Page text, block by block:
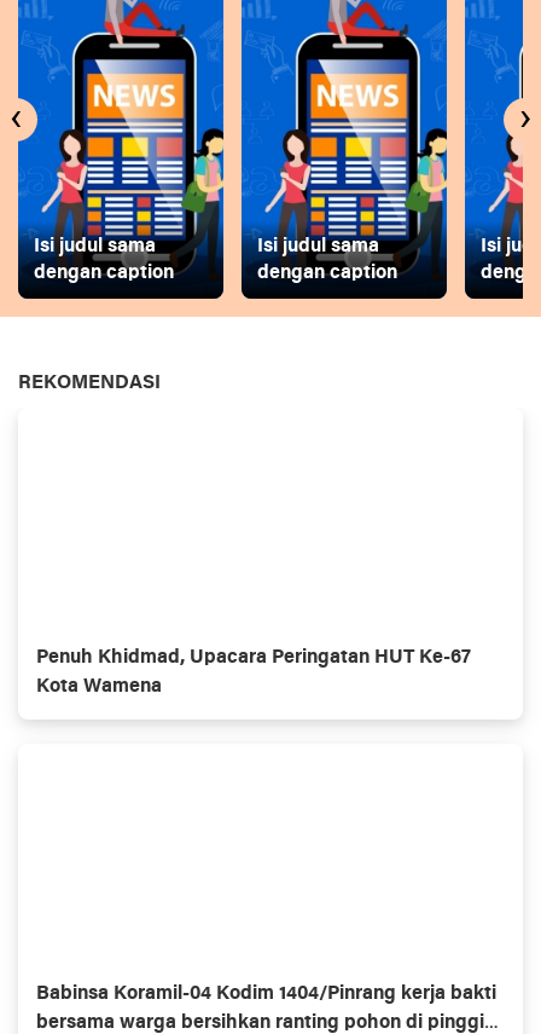
Isi judul sama
dengan caption
Isi judul sama
dengan caption
Isi
‹ ›
REKOMENDASI
Penuh Khidmad, Upacara Peringatan HUT Ke-67
Kota Wamena
Babinsa Koramil-04 Kodim 1404/Pinrang kerja bakti
bersama warga bersihkan ranting pohon di pinggir